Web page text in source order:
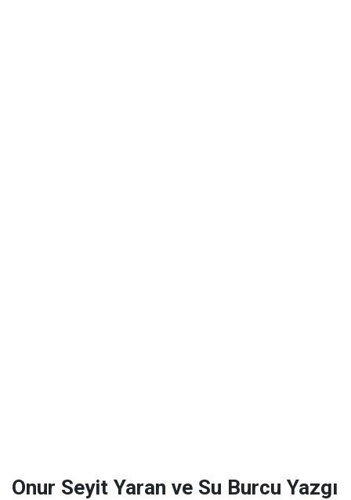
Onur Seyit Yaran ve Su Burcu Yazgı